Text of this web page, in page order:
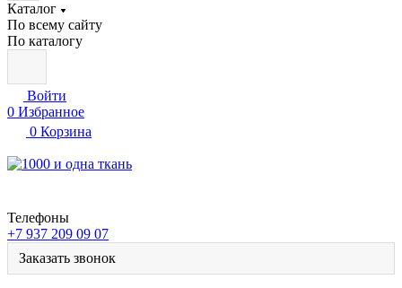
Каталог
По всему сайту
По каталогу
Войти
0 Избранное
0 Корзина
Телефоны
+7 937 209 09 07
Заказать звонок